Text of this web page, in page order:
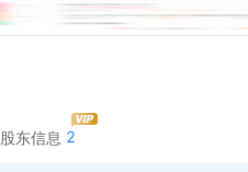
东信息 2